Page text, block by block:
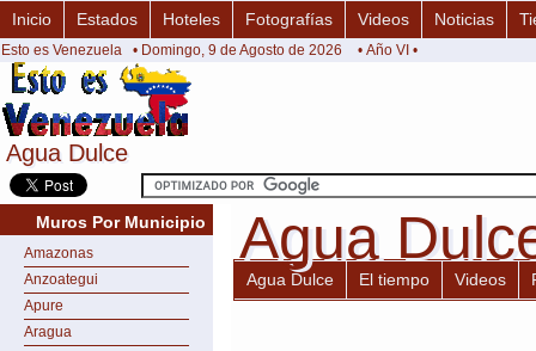
Agua Dulce
Agua Dulce
Inicio Estados Hoteles Fotografías Videos Noticias
Esto es Venezuela • Domingo, 9 de Agosto de 2026 • Año VI •
Muros Por Municipio
Amazonas
Anzoategui
Apure
Aragua
Agua
Agua
Agua Dulce El tiempo Videos